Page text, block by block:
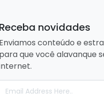
novidades
conteúdo e
que você alavanque